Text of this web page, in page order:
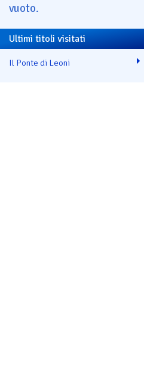
vuoto.
Ultimi titoli visitati
Il Ponte di Leoni